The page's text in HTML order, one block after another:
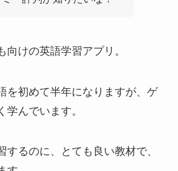
向けの英語学習アプリ。
を初めて半年になりますが、ゲ
学んでいます。
するのに、とても良い教材で、